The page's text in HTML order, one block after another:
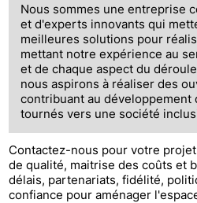
Nous sommes une entreprise
et d'experts innovants qui
meilleures solutions pour
mettant notre expérience au
et de chaque aspect du
nous aspirons à réaliser des
contribuant au développement
tournés vers une société
Contactez-nous pour votre
de qualité, maitrise des coûts et
délais, partenariats, fidélité,
confiance pour aménager